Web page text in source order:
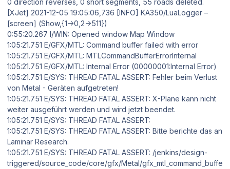
0 direction reverses, 0 short segments, 55 roads deleted.
[XJet] 2021-12-05 19:05:06,736 [INFO] KA350/LuaLogger –
[screen] (Show,{1->0,2->511})
0:55:20.267 I/WIN: Opened window Map Window
1:05:21.751 E/GFX/MTL: Command buffer failed with error
1:05:21.751 E/GFX/MTL: MTLCommandBufferErrorInternal
1:05:21.751 E/GFX/MTL: Internal Error (00000001:Internal Error)
1:05:21.751 E/SYS: THREAD FATAL ASSERT: Fehler beim Verlust
von Metal - Geräten aufgetreten!
1:05:21.751 E/SYS: THREAD FATAL ASSERT: X-Plane kann nicht
weiter ausgeführt werden und wird jetzt beendet.
1:05:21.751 E/SYS: THREAD FATAL ASSERT:
1:05:21.751 E/SYS: THREAD FATAL ASSERT: Bitte berichte das an
Laminar Research.
1:05:21.751 E/SYS: THREAD FATAL ASSERT: /jenkins/design-
triggered/source_code/core/gfx/Metal/gfx_mtl_command_buffe